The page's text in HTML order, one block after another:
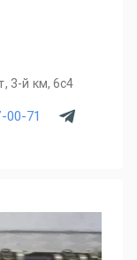
3-й км, 6с4
00-71